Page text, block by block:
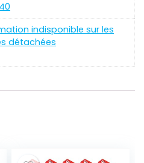
indisponible sur les
détachées